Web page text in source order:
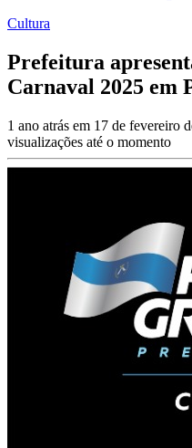
Cultura
Prefeitura
Carnaval 2025 em
1 ano atrás em 17 de fevereiro
visualizações até o momento